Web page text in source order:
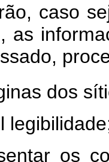
seja
as
dos